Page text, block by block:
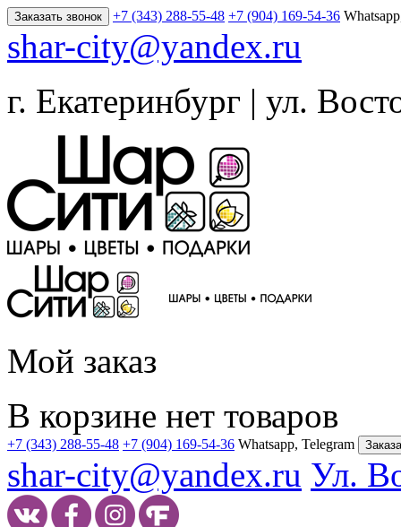
Заказать звонок +7 (343) 288-55-48 +7 (904) 169-54-36
shar-city@yandex.ru
г. Екатеринбург | ул.
Мой заказ
В корзине нет товаров
+7 (343) 288-55-48 +7 (904) 169-54-36 Whatsapp, Telegram
shar-city@yandex.ru Ул.